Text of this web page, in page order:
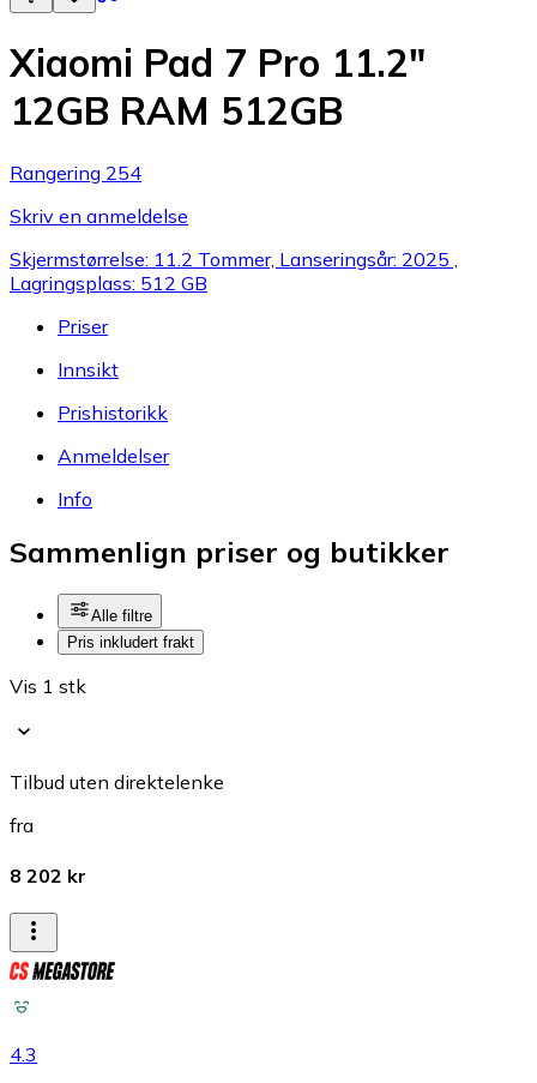
Xiaomi Pad 7 Pro 11.2"
12GB RAM 512GB
Rangering 254
Skriv en anmeldelse
Skjermstørrelse: 11.2 Tommer, Lanseringsår: 2025 ,
Lagringsplass: 512 GB
Priser
Innsikt
Prishistorikk
Anmeldelser
Info
Sammenlign priser og butikker
Alle filtre
Pris inkludert frakt
Vis 1 stk
Tilbud uten direktelenke
fra
8 202 kr
4.3